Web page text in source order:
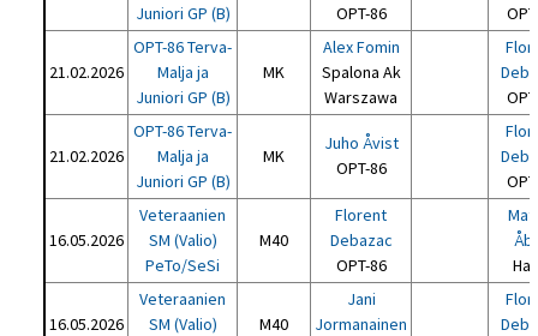
Juniori GP (B)
OPT-86
21.02.2026
OPT-86 Terva-
Malja ja
Juniori GP (B)
MK
Alex Fomin
Spalona Ak
Warszawa
21.02.2026
OPT-86 Terva-
Malja ja
Juniori GP (B)
MK
Juho Åvist
OPT-86
16.05.2026
Veteraanien
SM (Valio)
PeTo/SeSi
M40
Florent
Debazac
OPT-86
16.05.2026
Veteraanien
SM (Valio)
M40
Jani
Jormanainen